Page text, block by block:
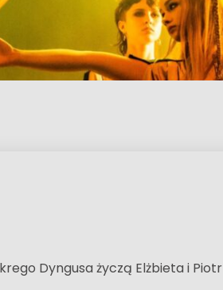
Dyngusa życzą Elżbieta i Piotr